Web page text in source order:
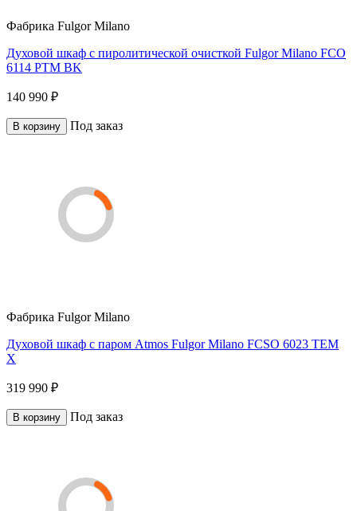
Фабрика Fulgor Milano
Духовой шкаф с пиролитической очисткой Fulgor Milano FCO
6114 PTM BK
140 990 ₽
В корзину Под заказ
Фабрика Fulgor Milano
Духовой шкаф с паром Atmos Fulgor Milano FCSO 6023 TEM
X
319 990 ₽
В корзину Под заказ